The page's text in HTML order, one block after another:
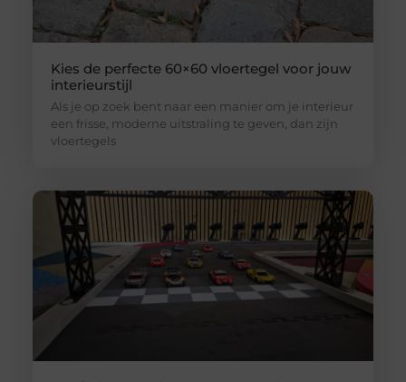
Kies de perfecte 60×60 vloertegel voor jouw
interieurstijl
Als je op zoek bent naar een manier om je interieur
een frisse, moderne uitstraling te geven, dan zijn
vloertegels